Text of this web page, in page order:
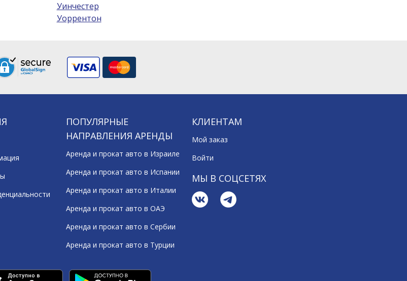
Уинчестер
Уоррентон
ПОПУЛЯРНЫЕ
НАПРАВЛЕНИЯ АРЕНДЫ
Аренда и прокат авто в Израиле
Аренда и прокат авто в Испании
Аренда и прокат авто в Италии
Аренда и прокат авто в ОАЭ
Аренда и прокат авто в Сербии
Аренда и прокат авто в Турции
КЛИЕНТАМ
Мой заказ
Войти
МЫ В СОЦСЕТЯХ